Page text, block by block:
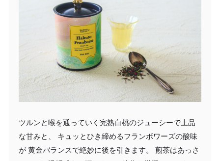
ツルンと喉を通っていく完熟白桃のジューシーで上品
な甘みと、 キュッとひき締めるフランボワーズの酸味
が 黄金バランスで絶妙に後を引きます。 煎茶はあっさ